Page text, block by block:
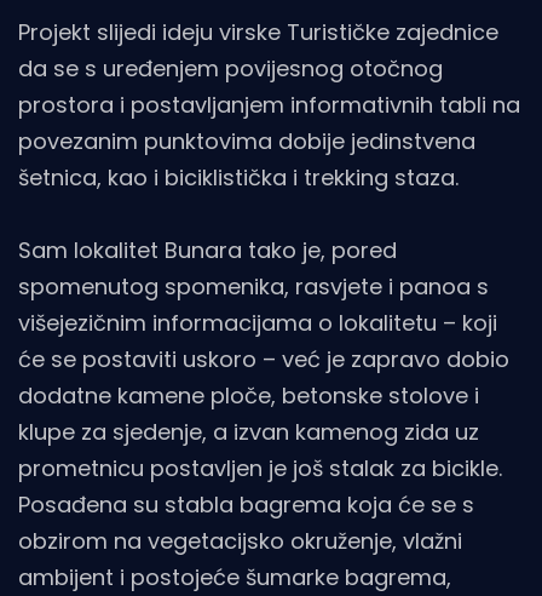
Projekt slijedi ideju virske Turističke zajednice
da se s uređenjem povijesnog otočnog
prostora i postavljanjem informativnih tabli na
povezanim punktovima dobije jedinstvena
šetnica, kao i biciklistička i trekking staza.
Sam lokalitet Bunara tako je, pored
spomenutog spomenika, rasvjete i panoa s
višejezičnim informacijama o lokalitetu – koji
će se postaviti uskoro – već je zapravo dobio
dodatne kamene ploče, betonske stolove i
klupe za sjedenje, a izvan kamenog zida uz
prometnicu postavljen je još stalak za bicikle.
Posađena su stabla bagrema koja će se s
obzirom na vegetacijsko okruženje, vlažni
ambijent i postojeće šumarke bagrema,